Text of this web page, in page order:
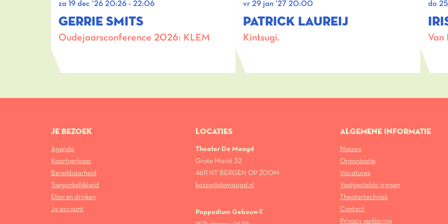
GERRIE SMITS
Oudejaarsconference 2026: KLEM
za 19 dec ’26 20:26 - 22:06
PATRICK LAUREIJ
Kintsugi.
vr 29 jan ’2720:00
Van
do
JE BEZOEK
Agenda
Kaartverkoop
Bereikbaarheid
Toegankelijkheid
Eten en drinken
Je account
LOCATIES
Theater De Maagd
Grote Markt 32
4611 NT BERGEN OP ZOOM
kassa@demaagd.nl
Poppodium Gebouw-T
ALGEMENE INFORMATIE
Nieuws
Organisatie
Vacatures
Veelgestelde vragen
Theatertechniek
Contact
Privacy verklaring